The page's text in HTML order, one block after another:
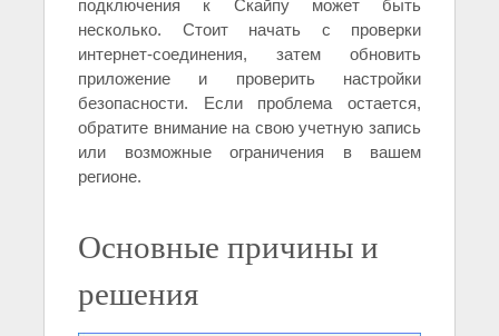
подключения к Скайпу может быть
несколько. Стоит начать с проверки
интернет-соединения, затем обновить
приложение и проверить настройки
безопасности. Если проблема остается,
обратите внимание на свою учетную запись
или возможные ограничения в вашем
регионе.
Основные причины и
решения